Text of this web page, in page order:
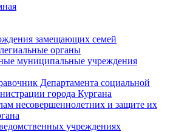
замещающих семей
органы
муниципальные учреждения
Департамента социальной
города Кургана
несовершеннолетних и защите их
учреждениях